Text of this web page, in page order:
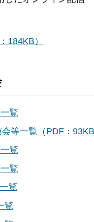
184KB）
覧
等一覧（PDF：
覧
覧
覧
覧